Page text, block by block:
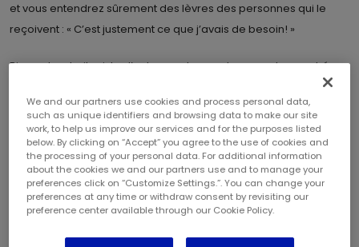
et vous entendrez sûrement des lèvres des personnes qui le
reçoivent : « C’est justement ce que j’avais de besoin! »
Bien entendu, il existe d’autres cartes-cadeaux sur le marché.
Mais, pourquoi donner une carte-cadeau de café alors que M.
Lube + Pneus offre du café gratuit? Bien sûr, on vous offre plus
que du café. On fournit du temps valorisant avec nos techniciens
formés et aucun rendez-vous n’est nécessaire. Et ce n’est pas
tout, pendant qu’on s’affaire à entretenir votre véhicule, on vous
offre un journal que vous pouvez lire tout en restant bien assis
dans votre véhicule. Ce qui est encore mieux, avec plus de 115
We and our partners use cookies and process personal data,
such as unique identifiers and browsing data to make our site
work, to help us improve our services and for the purposes listed
below. By clicking on “Accept” you agree to the use of cookies and
the processing of your personal data. For additional information
about the cookies we and our partners use and to manage your
preferences click on “Customize Settings.”. You can change your
preferences at any time or withdraw consent by revisiting our
preference center available through our Cookie Policy.